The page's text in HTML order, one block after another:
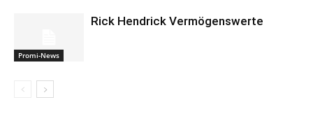
Promi-News
Rick Hendrick Vermögenswerte